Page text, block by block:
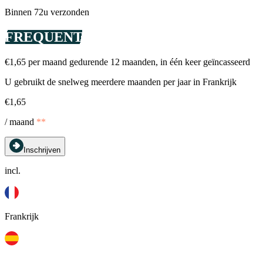
Binnen 72u verzonden
FREQUENT
€1,65 per maand gedurende 12 maanden, in één keer geïncasseerd
U gebruikt de snelweg meerdere maanden per jaar in Frankrijk
€1,65
/ maand **
Inschrijven
incl.
Frankrijk